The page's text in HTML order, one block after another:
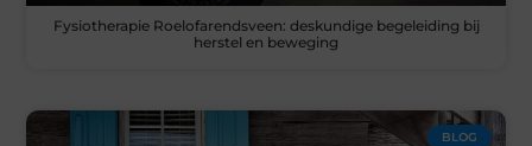
Fysiotherapie Roelofarendsveen: deskundige begeleiding bij
herstel en beweging
BLOG